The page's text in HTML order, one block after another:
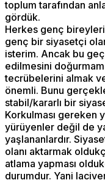
toplum tarafından
gördük.
Herkes genç
genç bir siyasetçi
isterim. Ancak bu
edilmesini
tecrübelerini almak
önemli. Bunu
stabil/kararlı bir
Korkulması gereken
yürüyenler değil de
yaşlananlardır.
olanı aktarmak
atlama yapması
durumdur. Yani